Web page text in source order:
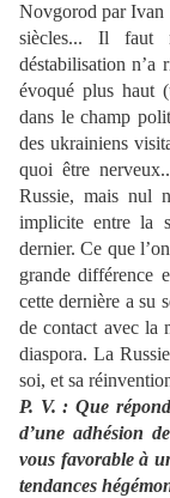
Novgorod par
siècles... Il faut
déstabilisation n’a
évoqué plus haut
dans le champ
des ukrainiens
quoi être
Russie, mais nul
implicite entre la
dernier. Ce que
grande différence
cette dernière a su
de contact avec la
diaspora. La
soi, et sa
P. V. : Que
d’une adhésion
vous favorable à
tendances